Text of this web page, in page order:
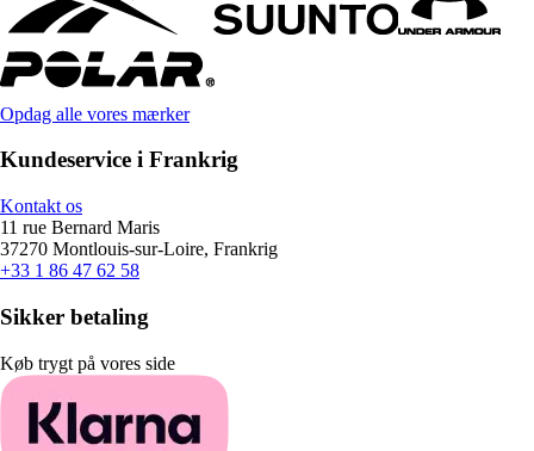
Opdag alle vores mærker
Kundeservice i Frankrig
Kontakt os
11 rue Bernard Maris
37270 Montlouis-sur-Loire, Frankrig
+33 1 86 47 62 58
Sikker betaling
Køb trygt på vores side